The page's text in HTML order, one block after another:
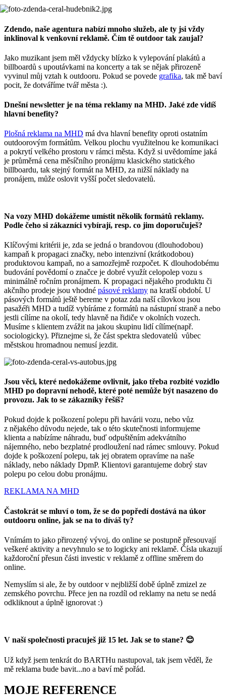
Zdendo, naše agentura nabízí mnoho služeb, ale ty jsi vždy
inklinoval k venkovní reklamě. Čím tě outdoor tak zaujal?
Jako muzikant jsem měl vždycky blízko k vylepování plakátů a
billboardů s upoutávkami na koncerty a tak se nějak přirozeně
vyvinul můj vztah k outdooru. Pokud se povede grafika, tak mě baví
pocit, že dotváříme tvář města :).
Dnešní newsletter je na téma reklamy na MHD. Jaké zde vidíš
hlavní benefity?
Plošná reklama na MHD má dva hlavní benefity oproti ostatním
outdoorovým formátům. Velkou plochu využitelnou ke komunikaci
a pokrytí velkého prostoru v rámci města. Když si uvědomíme jaká
je průměrná cena měsíčního pronájmu klasického statického
billboardu, tak stejný formát na MHD, za nižší náklady na
pronájem, může oslovit vyšší počet sledovatelů.
Na vozy MHD dokážeme umístit několik formátů reklamy.
Podle čeho si zákazníci vybírají, resp. co jim doporučuješ?
Klíčovými kritérii je, zda se jedná o brandovou (dlouhodobou)
kampaň k propagaci značky, nebo intenzivní (krátkodobou)
produktovou kampaň, no a samozřejmě rozpočet. K dlouhodobému
budování povědomí o značce je dobré využít celopolep vozu s
minimálně ročním pronájmem. K propagaci nějakého produktu či
akčního prodeje jsou vhodné pásové reklamy na kratší období. U
pásových formátů ještě bereme v potaz zda naší cílovkou jsou
pasažéři MHD a tudíž vybíráme z formátů na nástupní straně a nebo
jestli cílíme na okolí, tedy hlavně na řidiče v okolních vozech.
Musíme s klientem zvážit na jakou skupinu lidí cílíme(např.
sociologicky). Přiznejme si, že část spektra sledovatelů vůbec
městskou hromadnou nemusí jezdit.
Jsou věci, které nedokážeme ovlivnit, jako třeba rozbité vozidlo
MHD po dopravní nehodě, které poté nemůže být nasazeno do
provozu. Jak to se zákazníky řešíš?
Pokud dojde k poškození polepu při havárii vozu, nebo vůz
z nějakého důvodu nejede, tak o této skutečnosti informujeme
klienta a nabízíme náhradu, buď odpuštěním adekvátního
nájemného, nebo bezplatné prodloužení nad rámec smlouvy. Pokud
dojde k poškození polepu, tak jej obratem opravíme na naše
náklady, nebo náklady DpmP. Klientovi garantujeme dobrý stav
polepu po celou dobu pronájmu.
REKLAMA NA MHD
Častokrát se mluví o tom, že se do popředí dostává na úkor
outdooru online, jak se na to díváš ty?
Vnímám to jako přirozený vývoj, do online se postupně přesouvají
veškeré aktivity a nevyhnulo se to logicky ani reklamě. Čísla ukazují
každoroční přesun části investic v reklamě z offline směrem do
online.
Nemyslím si ale, že by outdoor v nejbližší době úplně zmizel ze
zemského povrchu. Přece jen na rozdíl od reklamy na netu se nedá
odkliknout a úplně ignorovat :)
V naší společnosti pracuješ již 15 let. Jak se to stane? 😊
Už když jsem tenkrát do BARTHu nastupoval, tak jsem věděl, že
mě reklama bude bavit...no a baví mě pořád.
MOJE REFERENCE